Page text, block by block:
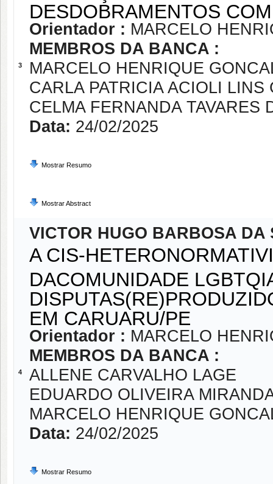
3
DESDOBRAMENTOS
Orientador : MARCELO
MEMBROS DA BANCA :
MARCELO HENRIQUE
CARLA PATRICIA ACIOLI LINS
CELMA FERNANDA TAVARES
Data: 24/02/2025
Mostrar Resumo
Mostrar Abstract
4
VICTOR HUGO BARBOSA DA
A CIS-
DACOMUNIDADE
EM CARUARU/PE
Orientador : MARCELO
MEMBROS DA BANCA :
ALLENE CARVALHO LAGE
EDUARDO OLIVEIRA
MARCELO HENRIQUE
Data: 24/02/2025
Mostrar Resumo